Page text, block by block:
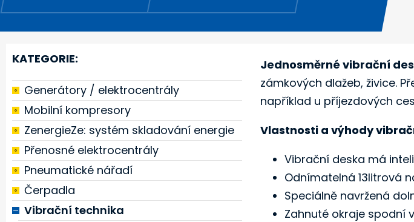
KATEGORIE:
Generátory / elektrocentrály
Mobilní kompresory
ZenergieZe: systém skladování energie
Přenosné elektrocentrály
Pneumatické nářadí
Čerpadla
Vibrační technika
Jednosměrné vibrační
zámkových dlažeb, živice.
například u příjezdových
Vlastnosti a výhody
Vibrační deska má
Odnímatelná 13litrová
Speciálně navržená
Zahnuté okraje spodní